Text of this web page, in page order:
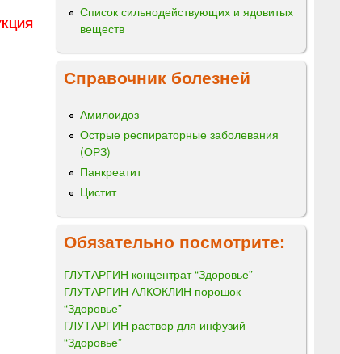
Список сильнодействующих и ядовитых
веществ
Справочник болезней
Амилоидоз
Острые респираторные заболевания
(ОРЗ)
Панкреатит
Цистит
Обязательно посмотрите:
ГЛУТАРГИН концентрат “Здоровье”
ГЛУТАРГИН АЛКОКЛИН порошок
“Здоровье”
ГЛУТАРГИН раствор для инфузий
“Здоровье”